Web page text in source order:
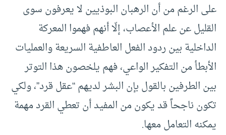
على الرغم من أن الرهبان البوذيين لا يعرفون سوى
القليل عن علم الأعصاب، إلّا أنهم فهموا المعركة
الداخلية بين ردود الفعل العاطفية السريعة والعمليات
الأبطأ من التفكير الواعي، فهم يلخصون هذا التوتر
بين الطرفين بالقول بإن البشر لديهم “عقل قرد”، ولكي
تكون ناجحاً قد يكون من المفيد أن تعطي القرد مهمة
يمكنه التعامل معها.